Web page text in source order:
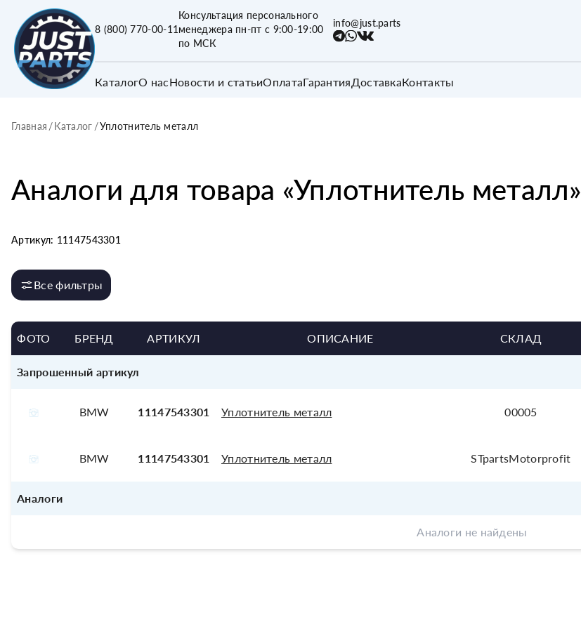
8 (800) 770-00-11
Консультация персонального
менеджера пн-пт с 9:00-19:00
по МСК
info@just.parts
КаталогО насНовости и статьиОплатаГарантия ДоставкаКонтакты
Главная /Каталог /Уплотнитель металл
Аналоги для товара «Уплотнитель металл»
Артикул: 11147543301
Все фильтры
ФОТО БРЕНД АРТИКУЛ ОПИСАНИЕ СКЛАД
Запрошенный артикул
BMW 11147543301 Уплотнитель металл 00005
BMW 11147543301 Уплотнитель металл STpartsMotorprofit
Аналоги
Аналоги не найдены